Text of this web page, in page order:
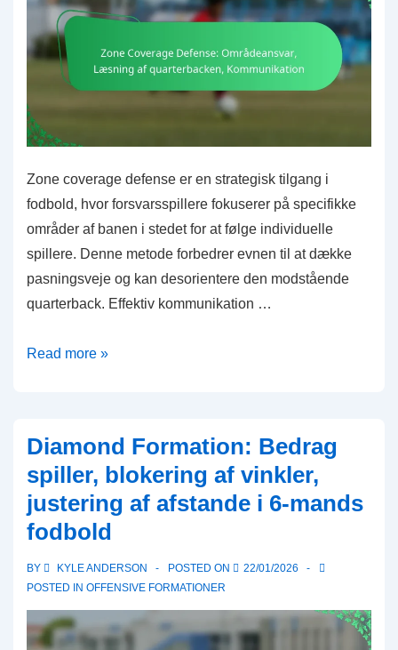
mands
fodbold
Zone coverage defense er en strategisk tilgang i
fodbold, hvor forsvarsspillere fokuserer på specifikke
områder af banen i stedet for at følge individuelle
spillere. Denne metode forbedrer evnen til at dække
pasningsveje og kan desorientere den modstående
quarterback. Effektiv kommunikation …
Zone
Læsning
af
quarterbacken,
Kommunikation
Read more »
Diamond Formation: Bedrag
spiller, blokering af vinkler,
justering af afstande i 6-mands
fodbold
BY KYLE ANDERSON POSTED ON
22/01/2026
POSTED IN OFFENSIVE FORMATIONER